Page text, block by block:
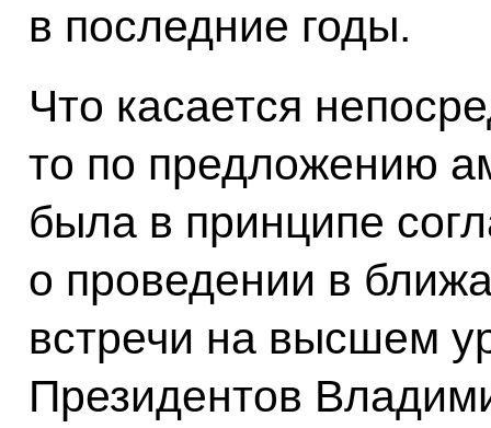
в последние годы.
Что касается
то по предложению
была в принципе
о проведении в
встречи на высшем
Президентов